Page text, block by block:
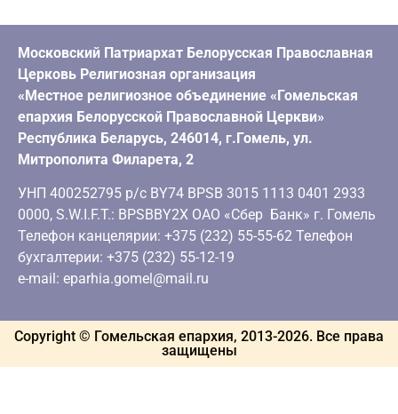
Московский Патриархат Белорусская Православная
Церковь Религиозная организация
«Местное религиозное объединение «Гомельская
епархия Белорусской Православной Церкви»
Республика Беларусь, 246014, г.Гомель, ул.
Митрополита Филарета, 2
УНП 400252795 р/с BY74 BPSB 3015 1113 0401 2933
0000, S.W.I.F.T.: BPSBBY2X ОАО «Сбер Банк» г. Гомель
Телефон канцелярии: +375 (232) 55-55-62 Телефон
бухгалтерии: +375 (232) 55-12-19
e-mail: eparhia.gomel@mail.ru
Copyright © Гомельская епархия, 2013-2026. Все права
защищены